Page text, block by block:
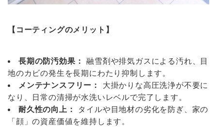
【コーティングのメリット】
長期の防汚効果： 融雪剤や排気ガスによる汚れ、目
地のカビの発生を長期にわたり抑制します。
メンテナンスフリー：
大掛かりな高圧洗浄が不要に
なり、日常の清掃が水洗いレベルで完了します。
耐久性の向上：
タイルや目地材の劣化を防ぎ、家の
「顔」の資産価値を維持します。